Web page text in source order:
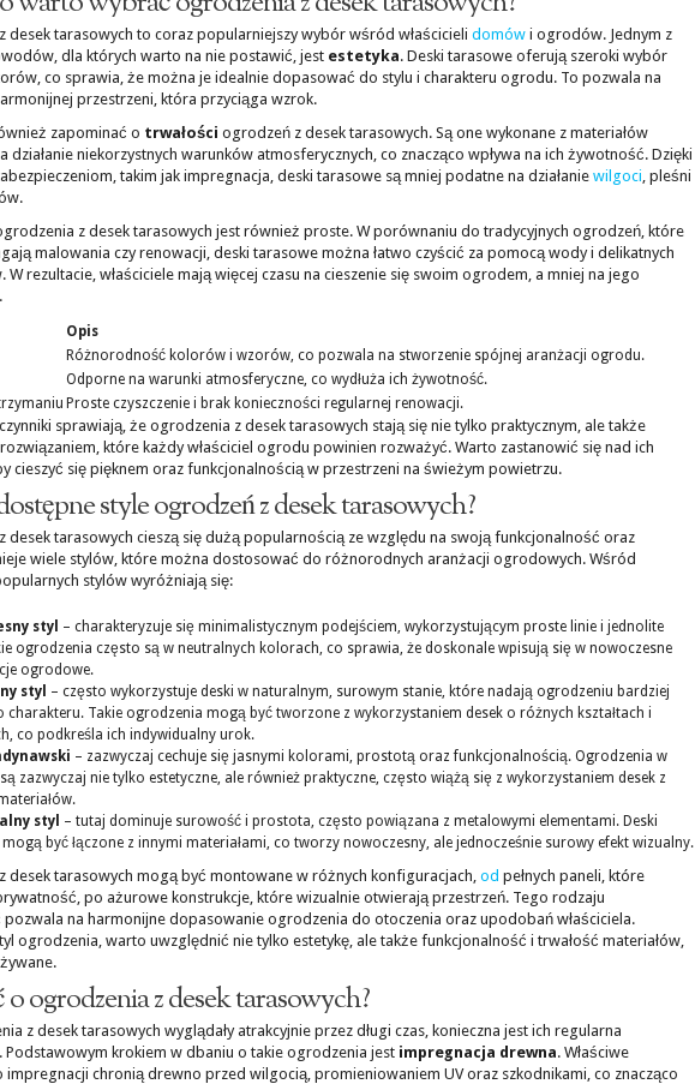
desek tarasowych to coraz popularniejszy wybór wśród właścicieli domów i ogrodów. Jednym z
dla których warto na nie postawić, jest estetyka. Deski tarasowe oferują szeroki wybór
co sprawia, że można je idealnie dopasować do stylu i charakteru ogrodu. To pozwala na
przestrzeni, która przyciąga wzrok.
zapominać o trwałości ogrodzeń z desek tarasowych. Są one wykonane z materiałów
działanie niekorzystnych warunków atmosferycznych, co znacząco wpływa na ich żywotność. Dzięki
takim jak impregnacja, deski tarasowe są mniej podatne na działanie wilgoci, pleśni
z desek tarasowych jest również proste. W porównaniu do tradycyjnych ogrodzeń, które
malowania czy renowacji, deski tarasowe można łatwo czyścić za pomocą wody i delikatnych
rezultacie, właściciele mają więcej czasu na cieszenie się swoim ogrodem, a mniej na jego
Opis
Różnorodność kolorów i wzorów, co pozwala na stworzenie spójnej aranżacji ogrodu.
Odporne na warunki atmosferyczne, co wydłuża ich żywotność.
Proste czyszczenie i brak konieczności regularnej renowacji.
sprawiają, że ogrodzenia z desek tarasowych stają się nie tylko praktycznym, ale także
które każdy właściciel ogrodu powinien rozważyć. Warto zastanowić się nad ich
cieszyć się pięknem oraz funkcjonalnością w przestrzeni na świeżym powietrzu.
style ogrodzeń z desek tarasowych?
desek tarasowych cieszą się dużą popularnością ze względu na swoją funkcjonalność oraz
wiele stylów, które można dostosować do różnorodnych aranżacji ogrodowych. Wśród
stylów wyróżniają się:
styl – charakteryzuje się minimalistycznym podejściem, wykorzystującym proste linie i jednolite
ogrodzenia często są w neutralnych kolorach, co sprawia, że doskonale wpisują się w nowoczesne
ogrodowe.
styl – często wykorzystuje deski w naturalnym, surowym stanie, które nadają ogrodzeniu bardziej
charakteru. Takie ogrodzenia mogą być tworzone z wykorzystaniem desek o różnych kształtach i
co podkreśla ich indywidualny urok.
– zazwyczaj cechuje się jasnymi kolorami, prostotą oraz funkcjonalnością. Ogrodzenia w
zazwyczaj nie tylko estetyczne, ale również praktyczne, często wiążą się z wykorzystaniem desek z
styl – tutaj dominuje surowość i prostota, często powiązana z metalowymi elementami. Deski
być łączone z innymi materiałami, co tworzy nowoczesny, ale jednocześnie surowy efekt wizualny.
desek tarasowych mogą być montowane w różnych konfiguracjach, od pełnych paneli, które
po ażurowe konstrukcje, które wizualnie otwierają przestrzeń. Tego rodzaju
pozwala na harmonijne dopasowanie ogrodzenia do otoczenia oraz upodobań właściciela.
ogrodzenia, warto uwzględnić nie tylko estetykę, ale także funkcjonalność i trwałość materiałów,
o ogrodzenia z desek tarasowych?
z desek tarasowych wyglądały atrakcyjnie przez długi czas, konieczna jest ich regularna
Podstawowym krokiem w dbaniu o takie ogrodzenia jest impregnacja drewna. Właściwe
chronią drewno przed wilgocią, promieniowaniem UV oraz szkodnikami, co znacząco